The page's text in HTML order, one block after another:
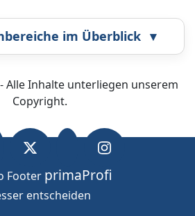
Datenschutz
im Überblick ▾
Bestatter
Coaching
Alle Inhalte unterliegen unserem
Copyright.
primaProfi
entscheiden